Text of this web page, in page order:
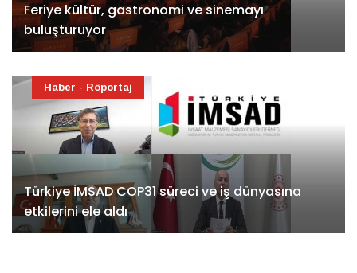
Feriye kültür, gastronomi ve sinemayı
buluşturuyor
Türkiye İMSAD COP31 süreci ve iş dünyasına
etkilerini ele aldı
Haber - Röportaj